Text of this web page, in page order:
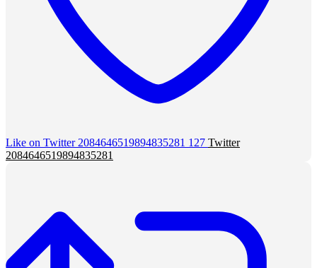
Like on Twitter 2084646519894835281 127 Twitter
2084646519894835281